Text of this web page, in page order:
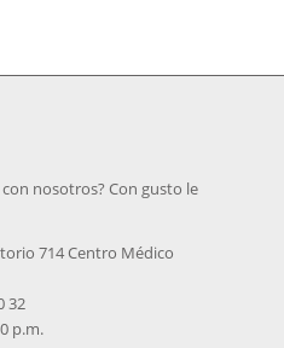
nosotros? Con gusto le
714 Centro Médico
32
p.m.